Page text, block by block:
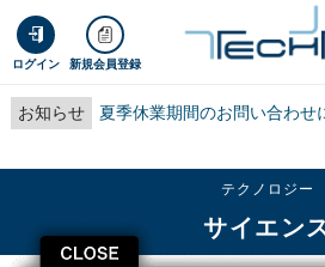
ログイン 新規会員登録
お知らせ 夏季休業期間のお問い合わせ
CLOSE
テクノロジー
サイエン